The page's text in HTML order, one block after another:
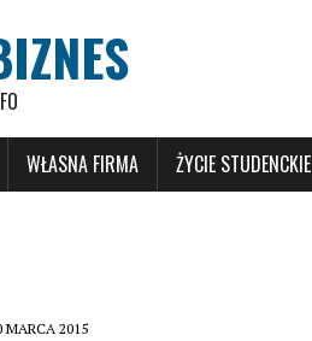
WŁASNA FIRMA ŻYCIE STUDENCKIE
MARCA 2015